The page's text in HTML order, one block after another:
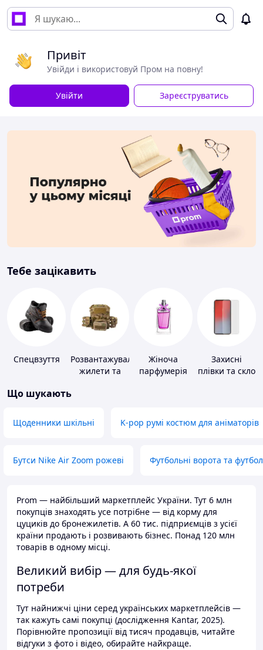
Привіт
Увійди і використовуй Пром на повну!
Увійти Зареєструватись
Тебе зацікавить
Спецвзуття
Розвантажувальні
жилети та
Жіноча
парфумерія
Захисні
плівки та скло
Що шукають
Щоденники шкільні K-pop румі костюм для аніматорів
Бутси Nike Air Zoom рожеві Футбольні ворота та
Prom — найбільший маркетплейс України. Тут 6 млн
покупців знаходять усе потрібне — від корму для
цуциків до бронежилетів. А 60 тис. підприємців з усієї
країни продають і розвивають бізнес. Понад 120 млн
товарів в одному місці.
Великий вибір — для будь-якої
потреби
Тут найнижчі ціни серед українських маркетплейсів —
так кажуть самі покупці (дослідження Kantar, 2025).
Порівнюйте пропозиції від тисяч продавців, читайте
відгуки з фото і відео, обирайте найкраще.